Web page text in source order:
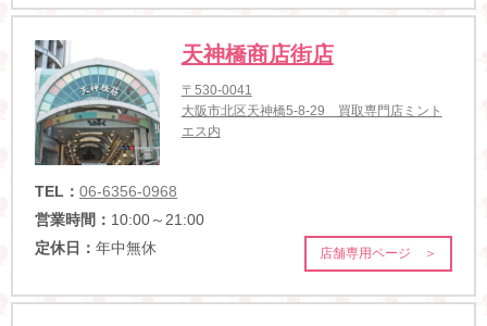
天神橋商店街店
〒530-0041
大阪市北区天神橋5-8-29 買取専門店ミント
エス内
TEL： 06-6356-0968
営業時間： 10:00～21:00
定休日： 年中無休 店舗専用ページ ＞